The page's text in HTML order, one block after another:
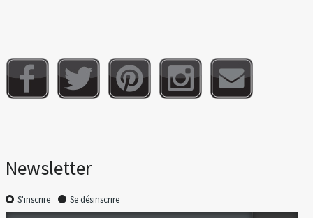
Newsletter
S'inscrire Se désinscrire